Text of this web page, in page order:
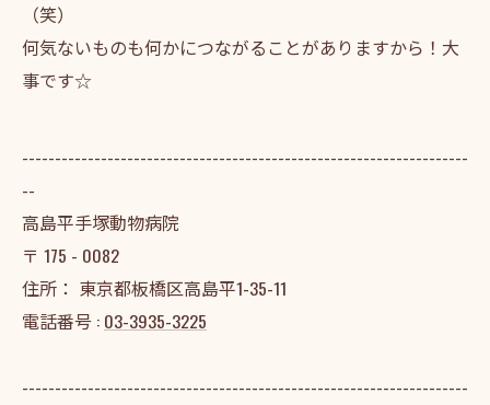
（笑）
何気ないものも何かにつながることがありますから！大
事です☆
--------------------------------------------------------------------
--
高島平手塚動物病院
〒 175 - 0082
住所： 東京都板橋区高島平1-35-11
電話番号 : 03-3935-3225
--------------------------------------------------------------------